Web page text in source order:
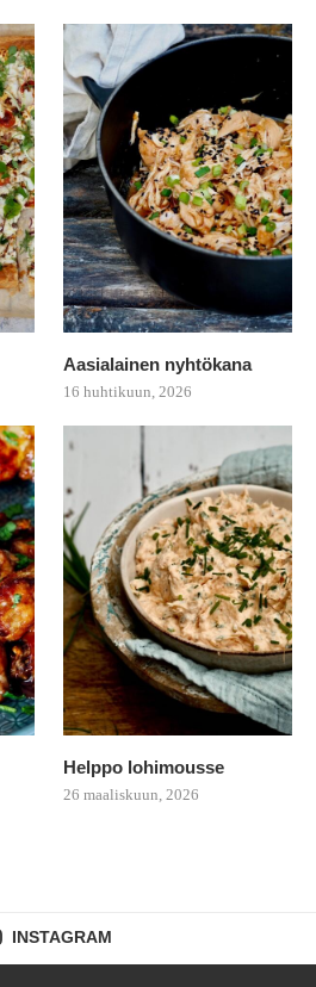
Aasialainen nyhtökana
16 huhtikuun, 2026
Helppo lohimousse
26 maaliskuun, 2026
INSTAGRAM